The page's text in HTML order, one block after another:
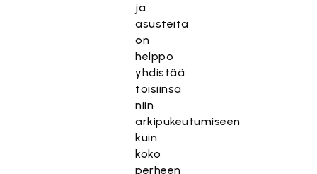
ja
asusteita
on
helppo
yhdistää
toisiinsa
niin
arkipukeutumiseen
kuin
koko
perheen